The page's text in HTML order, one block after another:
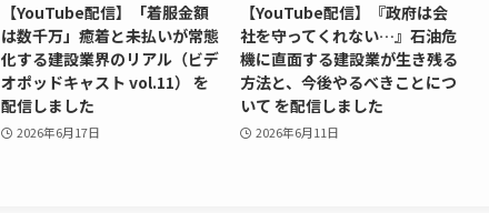
【YouTube配信】「着服金額
は数千万」癒着と未払いが常態
化する建設業界のリアル（ビデ
オポッドキャスト vol.11） を
配信しました
2026年6月17日
【YouTube配信】『政府は会
社を守ってくれない…』石油危
機に直面する建設業が生き残る
方法と、今後やるべきことにつ
いて を配信しました
2026年6月11日